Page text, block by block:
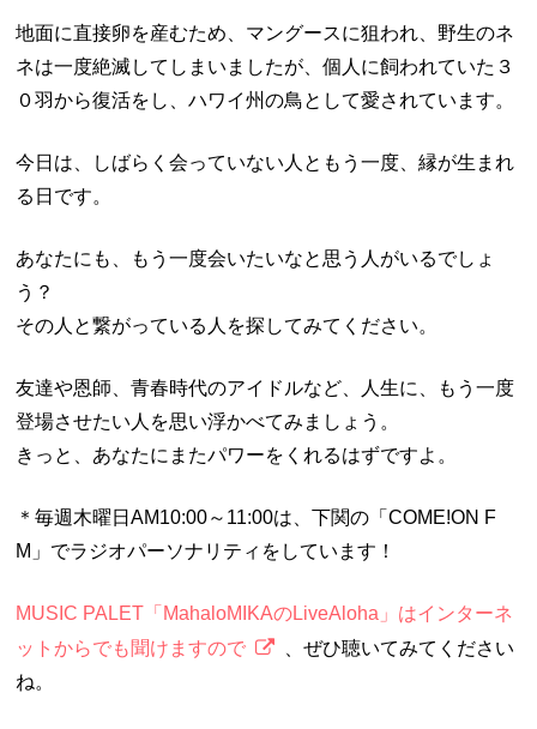
地面に直接卵を産むため、マングースに狙われ、野生のネ
ネは一度絶滅してしまいましたが、個人に飼われていた３
０羽から復活をし、ハワイ州の鳥として愛されています。
今日は、しばらく会っていない人ともう一度、縁が生まれ
る日です。
あなたにも、もう一度会いたいなと思う人がいるでしょ
う？
その人と繋がっている人を探してみてください。
友達や恩師、青春時代のアイドルなど、人生に、もう一度
登場させたい人を思い浮かべてみましょう。
きっと、あなたにまたパワーをくれるはずですよ。
＊毎週木曜日AM10:00～11:00は、下関の「COME!ON F
M」でラジオパーソナリティをしています！
MUSIC PALET「MahaloMIKAのLiveAloha」はインターネ
ットからでも聞けますので
、ぜひ聴いてみてください
ね。